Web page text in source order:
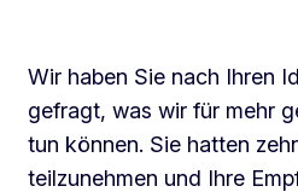
Wir haben Sie nach Ihren
gefragt, was wir für mehr
tun können. Sie hatten
teilzunehmen und Ihre